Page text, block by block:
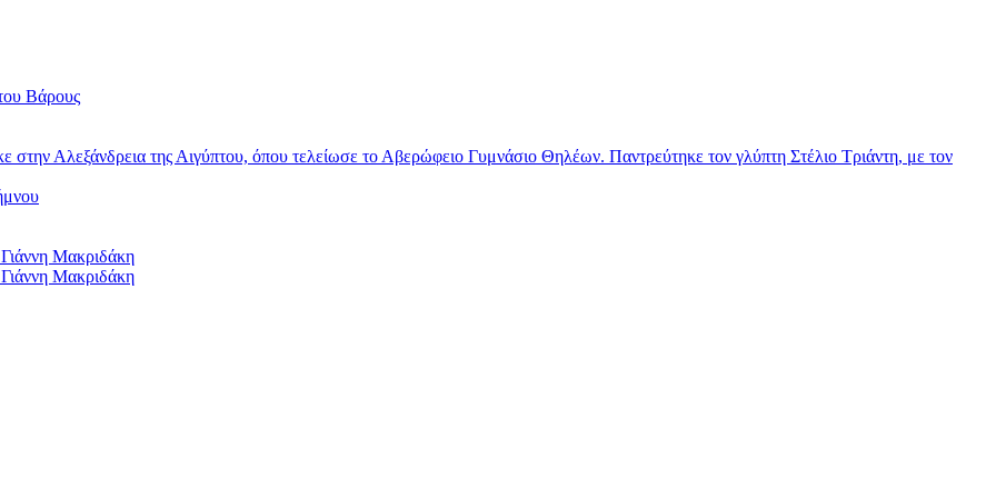
Βάρους
Αλεξάνδρεια της Αιγύπτου, όπου τελείωσε το Αβερώφειο Γυμνάσιο Θηλέων. Παντρεύτηκε τον γλύπτη Στέλιο Τριάντη, με τον
Μακριδάκη
Μακριδάκη